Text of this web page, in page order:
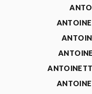
ANTOINE